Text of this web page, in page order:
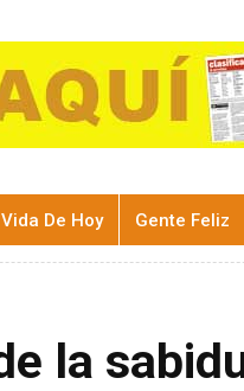
Vida De Hoy Gente Feliz
la